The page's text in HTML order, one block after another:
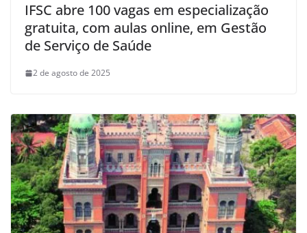
IFSC abre 100 vagas em especialização
gratuita, com aulas online, em Gestão
de Serviço de Saúde
2 de agosto de 2025